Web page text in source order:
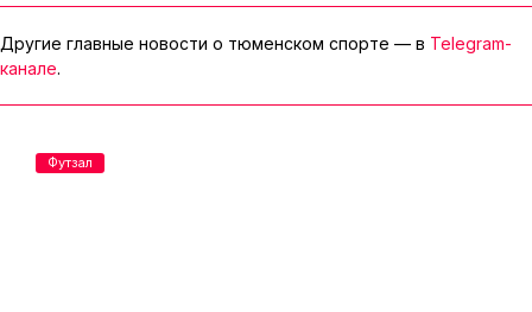
Другие главные новости о тюменском спорте — в Telegram-
канале.
Футзал